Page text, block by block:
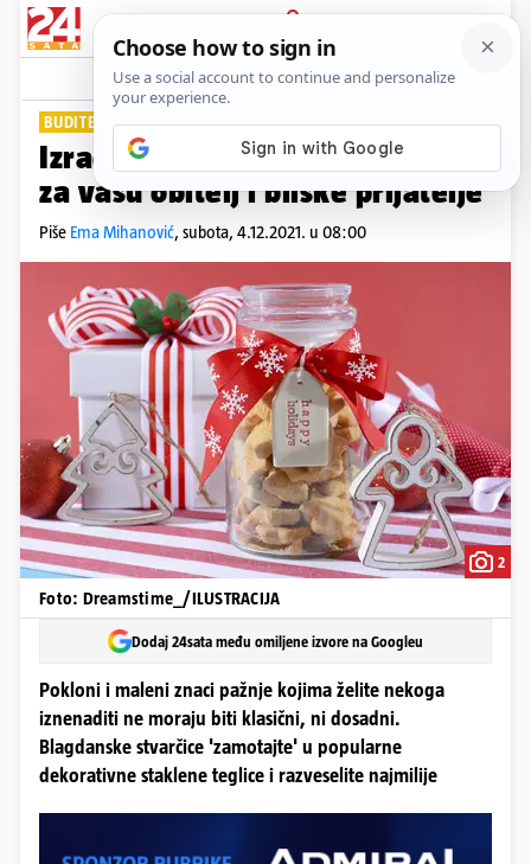
PRIJAVA
Lifestyle Komentari
BUDITE KREATIVNI
Izradite darove u staklenkama
za vašu obitelj i bliske prijatelje
Piše Ema Mihanović, subota, 4.12.2021. u 08:00
2
Foto: Dreamstime_/ILUSTRACIJA
Dodaj 24sata među omiljene izvore na Googleu
Pokloni i maleni znaci pažnje kojima želite nekoga
iznenaditi ne moraju biti klasični, ni dosadni.
Blagdanske stvarčice 'zamotajte' u popularne
dekorativne staklene teglice i razveselite najmilije